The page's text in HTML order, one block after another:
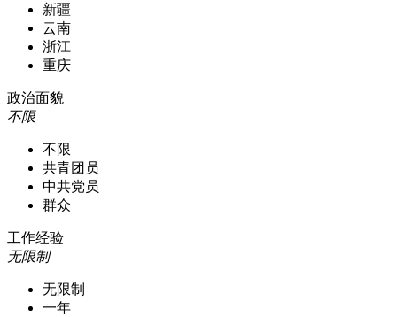
新疆
云南
浙江
重庆
政治面貌
不限
不限
共青团员
中共党员
群众
工作经验
无限制
无限制
一年